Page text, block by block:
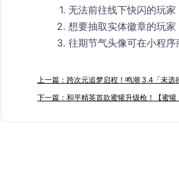
无法前往线下快闪的玩
想要抽取实体徽章的玩
往期节气头像可在小程
上一篇：跨次元追梦启程！鸣潮 3.4「未选
下一篇：和平精英首款蜜獾升级枪！【蜜